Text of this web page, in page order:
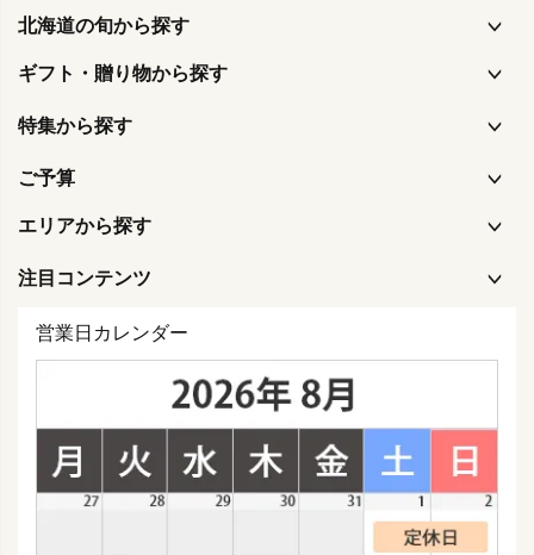
北海道の旬から探す
ギフト・贈り物から探す
特集から探す
ご予算
エリアから探す
注目コンテンツ
営業日カレンダー